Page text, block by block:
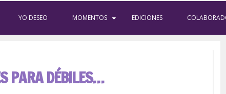
YO DESEO MOMENTOS EDICIONES
PARA DÉBILES…